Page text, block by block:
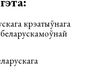
крэатыўнага